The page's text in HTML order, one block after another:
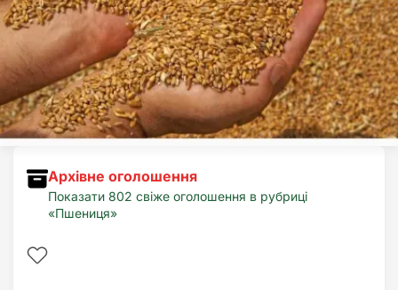
Архівне оголошення
Показати 802 свіже оголошення в рубриці
«Пшениця»